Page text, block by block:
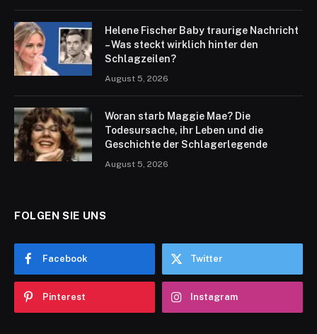
Helene Fischer Baby traurige Nachricht
– Was steckt wirklich hinter den
Schlagzeilen?
August 5, 2026
Woran starb Maggie Mae? Die
Todesursache, ihr Leben und die
Geschichte der Schlagerlegende
August 5, 2026
FOLGEN SIE UNS
Facebook Twitter
Pinterest Instagram